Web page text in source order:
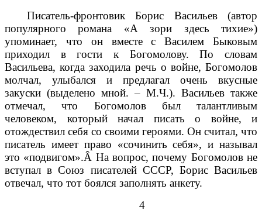
Писатель-фронтовик Борис Васильев (автор
популярного романа «А зори здесь тихие»)
упоминает, что он вместе с Василем Быковым
приходил в гости к Богомолову. По словам
Васильева, когда заходила речь о войне, Богомолов
молчал, улыбался и предлагал очень вкусные
закуски (выделено мной. – М.Ч.). Васильев также
отмечал, что Богомолов был талантливым
человеком, который начал писать о войне, и
отождествил себя со своими героями. Он считал, что
писатель имеет право «сочинить себя», и называл
это «подвигом».Â На вопрос, почему Богомолов не
вступал в Союз писателей СССР, Борис Васильев
отвечал, что тот боялся заполнять анкету.
4